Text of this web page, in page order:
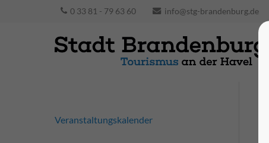
0 33 81 - 79 63 60 info@stg-brandenburg.de
Veranstaltungskalender